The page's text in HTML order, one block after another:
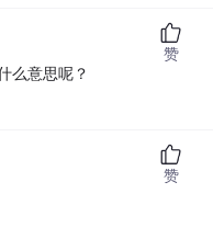
么意思呢？
赞
赞